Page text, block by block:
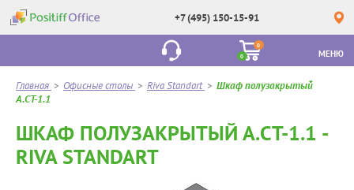
+7 (495) 150-15-91
0
0
МЕНЮ
Главная > Офисные столы > Riva Standart > Шкаф полузакрытый
А.СТ-1.1
ШКАФ ПОЛУЗАКРЫТЫЙ А.СТ-1.1 -
RIVA STANDART